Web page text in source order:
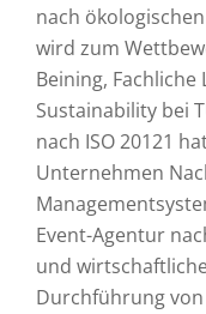
nach
wird zum
Beining,
Sustainability bei
nach ISO 20121
Unternehmen
Event-Agentur
und
Durchführung